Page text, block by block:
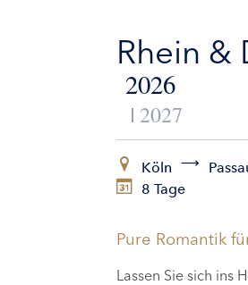
AUSFLÜGE
SCHIFFE
Rhein &
2026
2027
Köln
8 Tage
Pure Romantik
Lassen Sie sich ins